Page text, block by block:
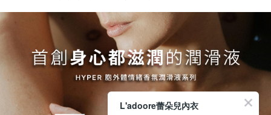
L'adoore蕾朵兒內衣